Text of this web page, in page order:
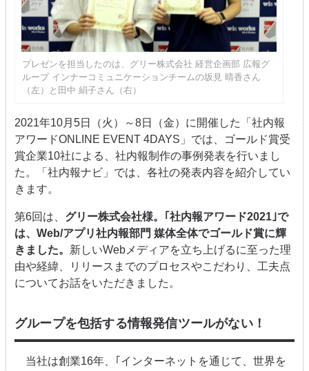
プレゼンを担当したのは、グリー株式会社 経営企画部 広報グ
ループ インナーコミュニケーションチームの坂見 晴香さん
（左）と田中 絹子さん（右）
2021年10月5日（火）～8日（金）に開催した「社内報
アワードONLINE EVENT 4DAYS」では、ゴールド賞受
賞企業10社による、社内報制作の事例発表を行いまし
た。「社内報ナビ」では、各社の発表内容を紹介してい
きます。
第6回は、 グリー株式会社様。｢社内報アワード2021｣で
は、Web/アプリ社内報部門 媒体全体でゴールド賞に輝
きました。 新しいWebメディアを立ち上げるに至った理
由や経緯、リリースまでのプロセスやこだわり、工夫点
についてお話をいただきました。
グループを包括する情報発信ツールがない！
当社は創業16年、｢インターネットを通じて、世界を